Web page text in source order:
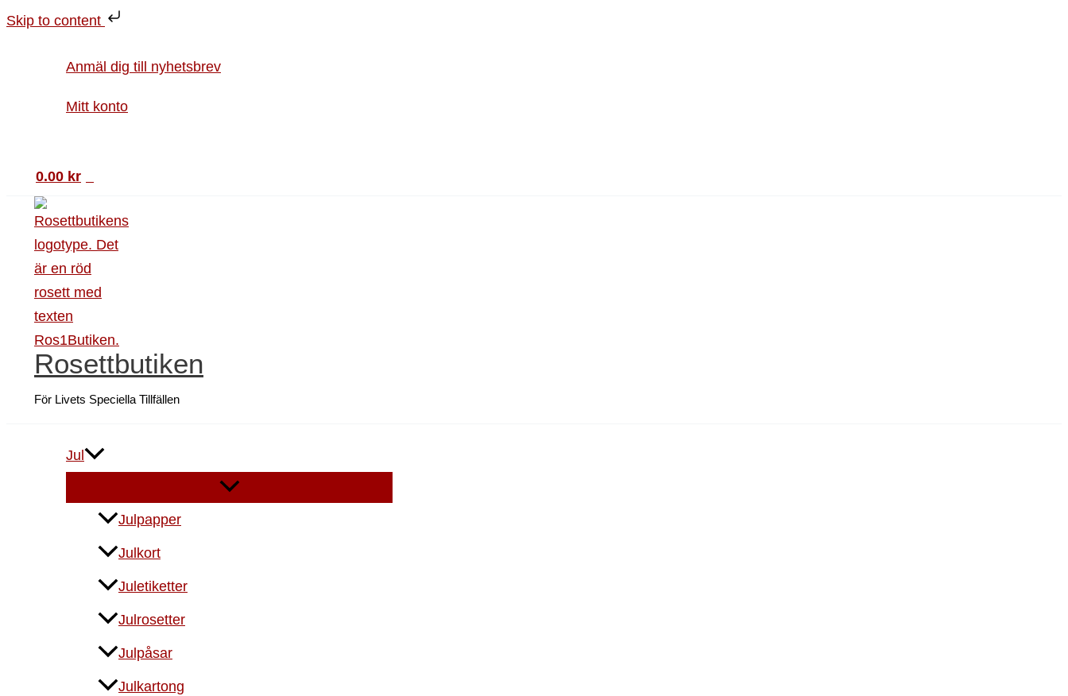
Skip to content
Hoppa
Anmäl dig till nyhetsbrev
Mitt konto
0.00 kr
Rosettbutiken
För Livets Speciella Tillfällen
Jul
Julpapper
Julkort
Juletiketter
Julrosetter
Julpåsar
Julkartong
Påskkort